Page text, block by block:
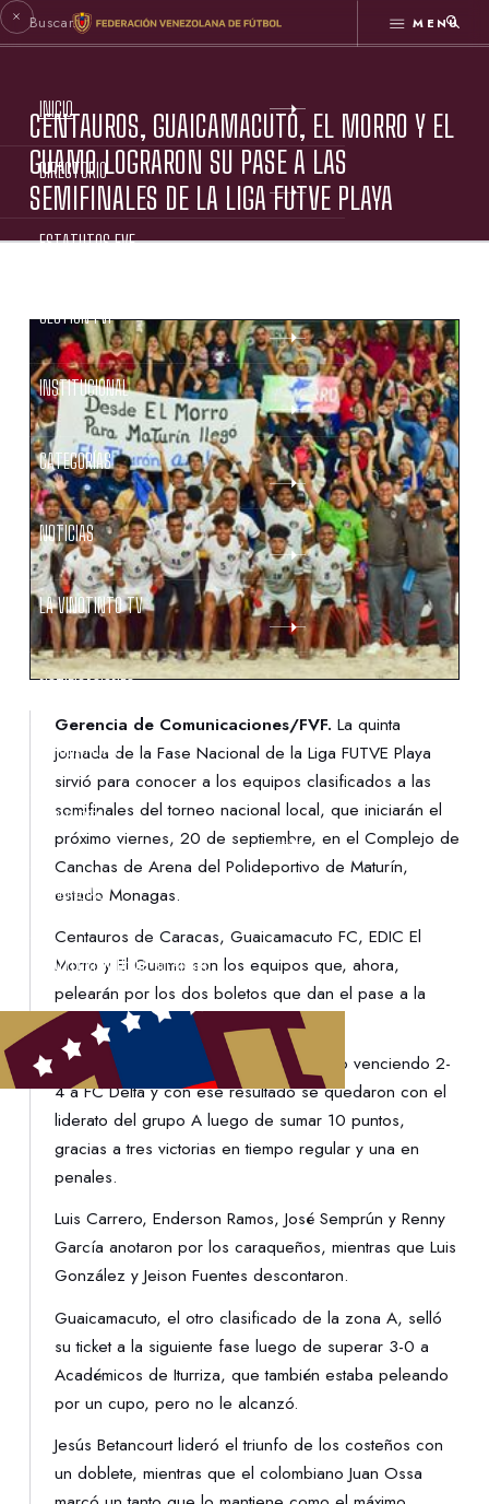
MENÚ
INICIO
DIRECTORIO
ESTATUTOS FVF
GESTIÓN FVF
INSTITUCIONAL
CATEGORÍAS
NOTICIAS
LA VINOTINTO TV
NOTIFICACIONES
NORMATIVAS
CONTACTO
DENUNCIAS
PROTECCIÓN DE LA INFANCIA
CENTAUROS, GUAICAMACUTO, EL MORRO Y EL
GUAMO LOGRARON SU PASE A LAS
SEMIFINALES DE LA LIGA FUTVE PLAYA
Gerencia de Comunicaciones/FVF. La quinta
jornada de la Fase Nacional de la Liga FUTVE Playa
sirvió para conocer a los equipos clasificados a las
semifinales del torneo nacional local, que iniciarán el
próximo viernes, 20 de septiembre, en el Complejo de
Canchas de Arena del Polideportivo de Maturín,
estado Monagas.
Centauros de Caracas, Guaicamacuto FC, EDIC El
Morro y El Guamo son los equipos que, ahora,
pelearán por los dos boletos que dan el pase a la
final del campeonato criollo.
Los capitalinos abrieron la jornada cinco venciendo 2-
4 a FC Delta y con ese resultado se quedaron con el
liderato del grupo A luego de sumar 10 puntos,
gracias a tres victorias en tiempo regular y una en
penales.
Luis Carrero, Enderson Ramos, José Semprún y Renny
García anotaron por los caraqueños, mientras que Luis
González y Jeison Fuentes descontaron.
Guaicamacuto, el otro clasificado de la zona A, selló
su ticket a la siguiente fase luego de superar 3-0 a
Académicos de Iturriza, que también estaba peleando
por un cupo, pero no le alcanzó.
Jesús Betancourt lideró el triunfo de los costeños con
un doblete, mientras que el colombiano Juan Ossa